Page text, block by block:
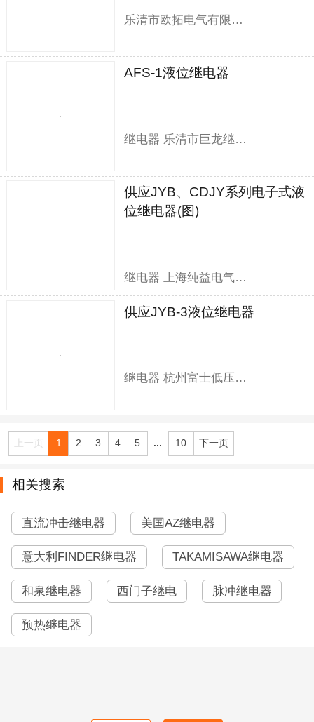
乐清市欧拓电气有限公司
AFS-1液位继电器
继电器 乐清市巨龙继电器有限公司
供应JYB、CDJY系列电子式液
位继电器(图)
继电器 上海纯益电气有限公司
供应JYB-3液位继电器
继电器 杭州富士低压电器有限公司
上一页 1 2 3 4 5 ... 10 下一页
相关搜索
直流冲击继电器 美国AZ继电器
意大利FINDER继电器 TAKAMISAWA继电器
和泉继电器 西门子继电 脉冲继电器
预热继电器